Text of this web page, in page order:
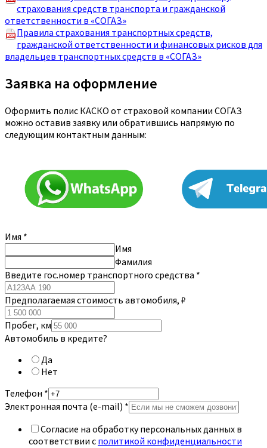
страхования средств транспорта и гражданской
ответственности в «СОГАЗ»
Правила страхования транспортных средств,
гражданской ответственности и финансовых рисков для
владельцев транспортных средств в «СОГАЗ»
Заявка на оформление
Оформить полис КАСКО от страховой компании СОГАЗ
можно оставив заявку или обратившись напрямую по
следующим контактным данным:
Имя *
Имя
Фамилия
Введите гос.номер транспортного средства *
Предполагаемая стоимость автомобиля, ₽
Пробег, км
Автомобиль в кредите?
Да
Нет
Телефон *
Электронная почта (e-mail) *
Согласие на обработку персональных данных в
соответствии с политикой конфиденциальности